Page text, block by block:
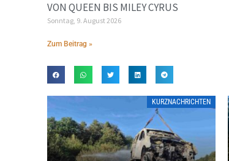
VON QUEEN BIS MILEY CYRUS
Sonntag, 9. August 2026
Zum Beitrag »
KURZNACHRICHTEN